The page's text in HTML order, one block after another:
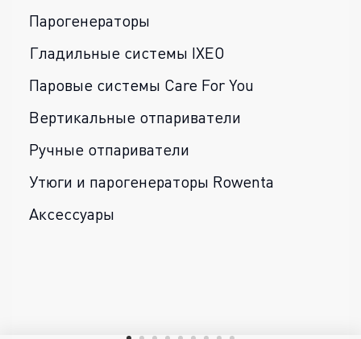
Парогенераторы
Гладильные системы IXEO
Паровые системы Care For You
Вертикальные отпариватели
Ручные отпариватели
Утюги и парогенераторы Rowenta
Аксессуары